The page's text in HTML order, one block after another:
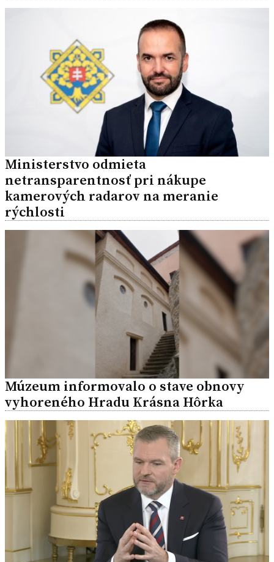
Ministerstvo odmieta
netransparentnosť pri nákupe
kamerových radarov na meranie
rýchlosti
Múzeum informovalo o stave obnovy
vyhoreného Hradu Krásna Hôrka